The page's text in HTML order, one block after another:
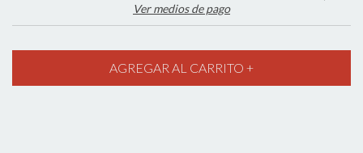
Ver medios de pago